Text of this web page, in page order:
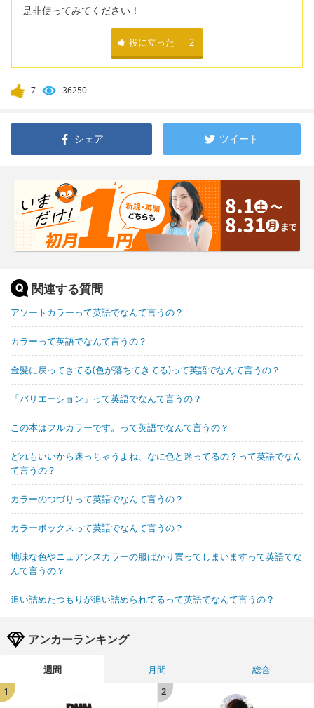
是非使ってみてください！
役に立った 2
7 36250
シェア ツイート
関連する質問
アソートカラーって英語でなんて言うの？
カラーって英語でなんて言うの？
金髪に戻ってきてる(色が落ちてきてる)って英語でなんて言うの？
「バリエーション」って英語でなんて言うの？
この本はフルカラーです。って英語でなんて言うの？
どれもいいから迷っちゃうよね、なに色と迷ってるの？って英語でなん
て言うの？
カラーのつづりって英語でなんて言うの？
カラーボックスって英語でなんて言うの？
地味な色やニュアンスカラーの服ばかり買ってしまいますって英語でな
んて言うの？
追い詰めたつもりが追い詰められてるって英語でなんて言うの？
アンカーランキング
週間 月間
総合
1
2